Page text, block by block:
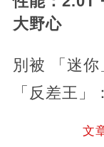
大野心
別被 「迷
「反差王」：
文